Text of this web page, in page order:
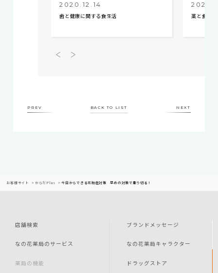
2020.12.14
歯と健康に関する食生活
薬と食品
PREV BACK TO LIST NEXT
お客様サイト からだPlus 今日からできる花粉症対策 早めの対策で乗り切る！
店舗検索
なの花薬局のサービス
薬局の機能
ブランドメッセージ
なの花薬局キャラクター
ドラッグストア